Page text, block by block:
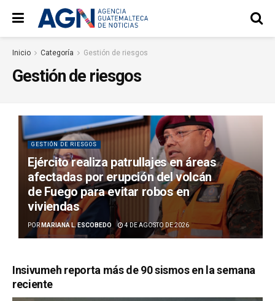
Inicio Categoría Gestión de riesgos
Gestión de riesgos
GESTIÓN DE RIESGOS
Ejército realiza patrullajes en áreas
afectadas por erupción del volcán
de Fuego para evitar robos en
viviendas
POR MARIANA L. ESCOBEDO 4 DE AGOSTO DE 2026
Insivumeh reporta más de 90 sismos en la semana
reciente